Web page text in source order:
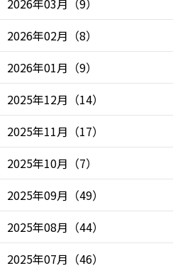
2026年02月 （8）
2026年01月 （9）
2025年12月 （14）
2025年11月 （17）
2025年10月 （7）
2025年09月 （49）
2025年08月 （44）
2025年07月 （46）